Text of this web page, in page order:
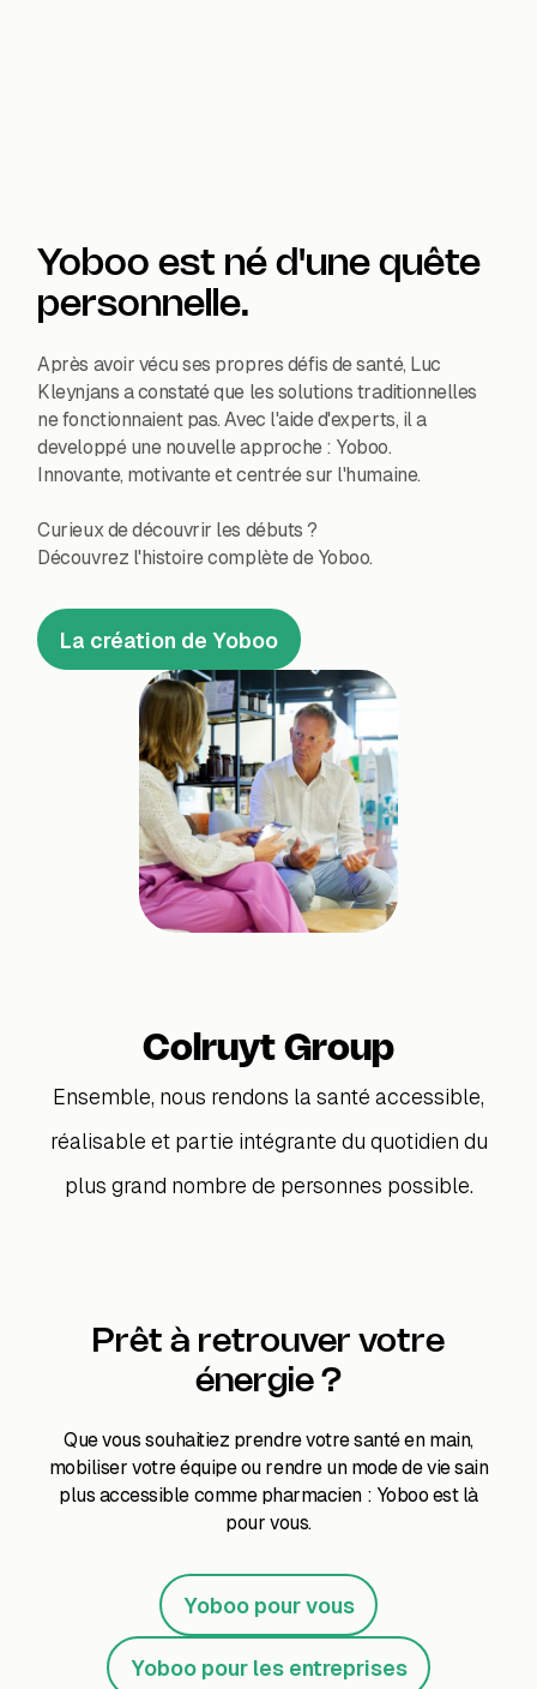
Yoboo est né d'une quête
personnelle.
Après avoir vécu ses propres défis de santé, Luc
Kleynjans a constaté que les solutions traditionnelles
ne fonctionnaient pas. Avec l'aide d'experts, il a
developpé une nouvelle approche : Yoboo.
Innovante, motivante et centrée sur l'humaine.
Curieux de découvrir les débuts ?
Découvrez l'histoire complète de Yoboo.
La création de Yoboo
Colruyt Group
Ensemble, nous rendons la santé accessible,
réalisable et partie intégrante du quotidien du
plus grand nombre de personnes possible.
Prêt à retrouver votre
énergie ?
Que vous souhaitiez prendre votre santé en main,
mobiliser votre équipe ou rendre un mode de vie sain
plus accessible comme pharmacien : Yoboo est là
pour vous.
Yoboo pour vous
Yoboo pour les entreprises